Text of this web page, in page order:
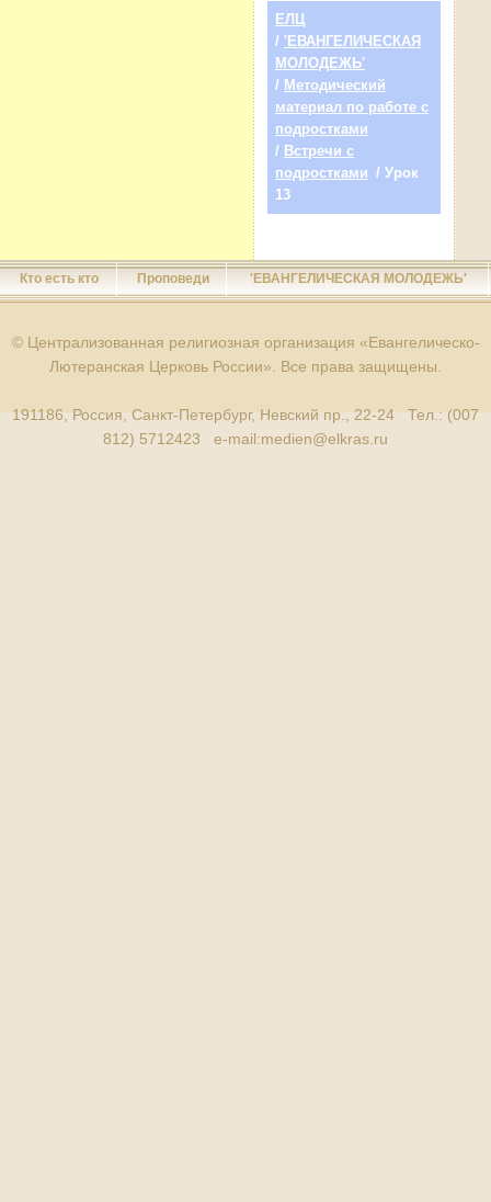
ЕЛЦ
/ 'ЕВАНГЕЛИЧЕСКАЯ
МОЛОДЕЖЬ'
/ Методический
материал по работе с
подростками
/ Встречи с
подростками / Урок
13
Кто есть кто Проповеди 'ЕВАНГЕЛИЧЕСКАЯ МОЛОДЕЖЬ'
© Централизованная религиозная организация «Евангелическо-
Лютеранская Церковь России». Все права защищены.
191186, Россия, Санкт-Петербург, Невский пр., 22-24 Тел.: (007
812) 5712423 e-mail:medien@elkras.ru